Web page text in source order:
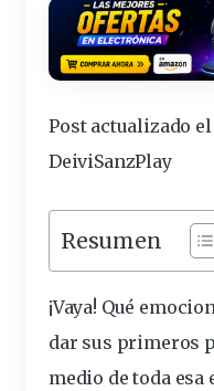
Post actualizado
DeiviSanzPlay
Resumen
¡Vaya! Qué
dar sus primeros
medio de toda